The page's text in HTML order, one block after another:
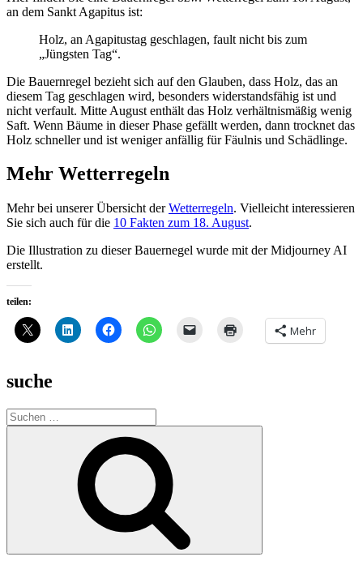
an dem Sankt Agapitus ist:
Holz, an Agapitustag geschlagen, fault nicht bis zum
„Jüngsten Tag“.
Die Bauernregel bezieht sich auf den Glauben, dass Holz, das an
diesem Tag geschlagen wird, besonders widerstandsfähig ist und
nicht verfault. Mitte August enthält das Holz verhältnismäßig wenig
Saft. Wenn Bäume in dieser Phase gefällt werden, dann trocknet das
Holz schneller und ist weniger anfällig für Fäulnis und Schädlinge.
Mehr Wetterregeln
Mehr bei unserer Übersicht derWetterregeln. Vielleicht interessieren
Sie sich auch für die 10 Fakten zum 18. August.
Die Illustration zu dieser Bauernegel wurde mit der Midjourney AI
erstellt.
teilen:
Mehr
suche
Suche
nach: